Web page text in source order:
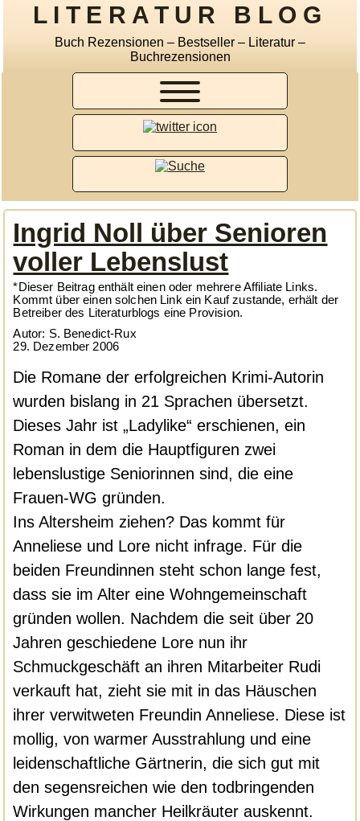
LITERATUR BLOG
Buch Rezensionen – Bestseller – Literatur –
Buchrezensionen
Ingrid Noll über Senioren
voller Lebenslust
*Dieser Beitrag enthält einen oder mehrere Affiliate Links.
Kommt über einen solchen Link ein Kauf zustande, erhält der
Betreiber des Literaturblogs eine Provision.
Autor: S. Benedict-Rux
29. Dezember 2006
Die Romane der erfolgreichen Krimi-Autorin
wurden bislang in 21 Sprachen übersetzt.
Dieses Jahr ist „Ladylike“ erschienen, ein
Roman in dem die Hauptfiguren zwei
lebenslustige Seniorinnen sind, die eine
Frauen-WG gründen.
Ins Altersheim ziehen? Das kommt für
Anneliese und Lore nicht infrage. Für die
beiden Freundinnen steht schon lange fest,
dass sie im Alter eine Wohngemeinschaft
gründen wollen. Nachdem die seit über 20
Jahren geschiedene Lore nun ihr
Schmuckgeschäft an ihren Mitarbeiter Rudi
verkauft hat, zieht sie mit in das Häuschen
ihrer verwitweten Freundin Anneliese. Diese ist
mollig, von warmer Ausstrahlung und eine
leidenschaftliche Gärtnerin, die sich gut mit
den segensreichen wie den todbringenden
Wirkungen mancher Heilkräuter auskennt.